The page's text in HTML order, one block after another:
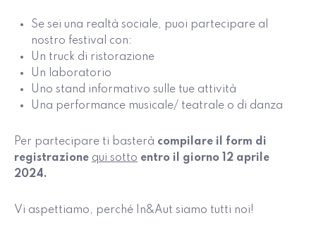
Se sei una realtà sociale, puoi partecipare al
nostro festival con:
Un truck di ristorazione
Un laboratorio
Uno stand informativo sulle tue attività
Una performance musicale/ teatrale o di danza
Per partecipare ti basterà compilare il form di
registrazione qui sotto entro il giorno 12 aprile
2024.
Vi aspettiamo, perché In&Aut siamo tutti noi!